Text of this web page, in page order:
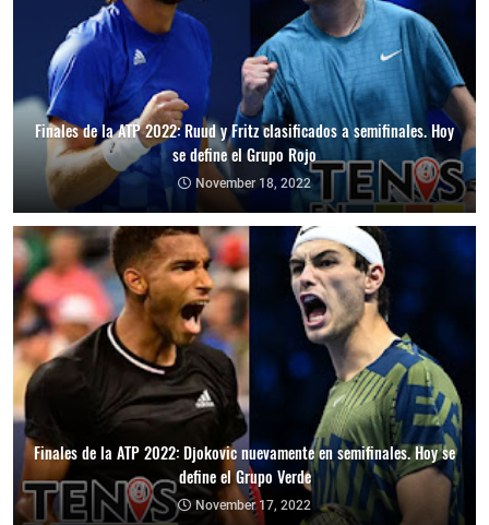
Finales de la ATP 2022: Ruud y Fritz clasificados a semifinales. Hoy
se define el Grupo Rojo
November 18, 2022
Finales de la ATP 2022: Djokovic nuevamente en semifinales. Hoy se
define el Grupo Verde
November 17, 2022